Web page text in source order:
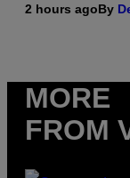
2 hours agoBy
MORE
FROM